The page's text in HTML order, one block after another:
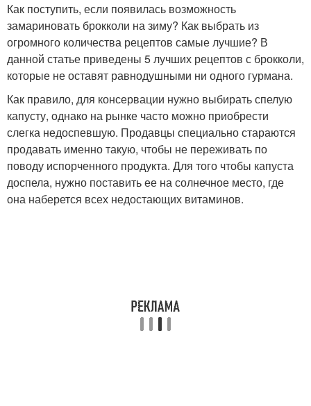
Как поступить, если появилась возможность
замариновать брокколи на зиму? Как выбрать из
огромного количества рецептов самые лучшие? В
данной статье приведены 5 лучших рецептов с брокколи,
которые не оставят равнодушными ни одного гурмана.
Как правило, для консервации нужно выбирать спелую
капусту, однако на рынке часто можно приобрести
слегка недоспевшую. Продавцы специально стараются
продавать именно такую, чтобы не переживать по
поводу испорченного продукта. Для того чтобы капуста
доспела, нужно поставить ее на солнечное место, где
она наберется всех недостающих витаминов.